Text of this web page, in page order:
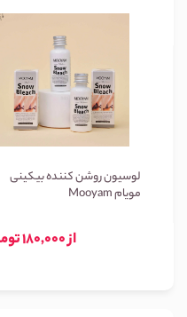
لوسیون روشن کننده بیکینی
مویام Mooyam
از 180,000 تومان